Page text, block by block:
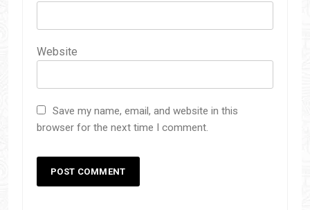
Website
Save my name, email, and website in this
browser for the next time I comment.